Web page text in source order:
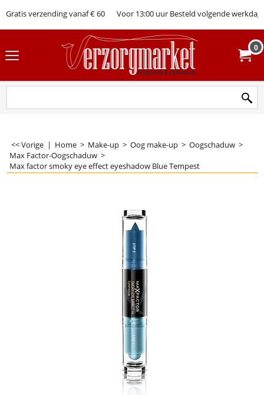
Gratis verzending vanaf € 60 Voor 13:00 uur Besteld volgende werkdag
0
<< Vorige | Home > Make-up > Oog make-up > Oogschaduw >
Max Factor-Oogschaduw >
Max factor smoky eye effect eyeshadow Blue Tempest